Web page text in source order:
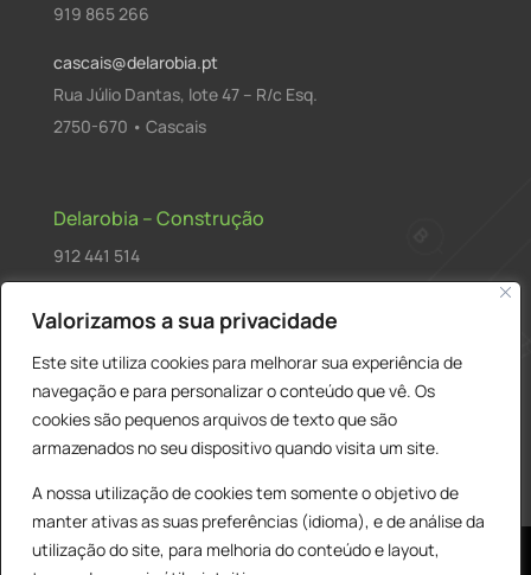
Valorizamos a sua privacidade
Este site utiliza cookies para melhorar sua experiência de
navegação e para personalizar o conteúdo que vê. Os
cookies são pequenos arquivos de texto que são
armazenados no seu dispositivo quando visita um site.
A nossa utilização de cookies tem somente o objetivo de
manter ativas as suas preferências (idioma), e de análise da
utilização do site, para melhoria do conteúdo e layout,
919 865 266
cascais@delarobia.pt
Rua Júlio Dantas, lote 47 – R/c Esq.
2750-670 • Cascais
Delarobia – Construção
912 441 514
R. António Andrade, 1171
2820-287 • Charneca de Caparica
Products
search PESQUISAR